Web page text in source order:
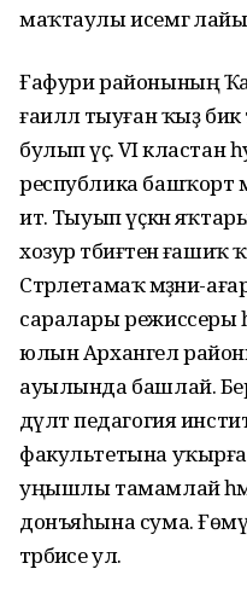
маҡтаулы исемгә
Ғафури районының
ғаиләлә тыуған ҡыҙ
булып үҫә. VI кластан
республика башҡорт
итә. Тыуып үҫкән
хозур тәбиғәтенә
Стәрлетамаҡ мәҙәни-
саралары режиссеры
юлын Архангел
ауылында башлай.
дәүләт педагогия
факультетына
уңышлы тамамлай
донъяһына сума.
тәрбиәсе ул.